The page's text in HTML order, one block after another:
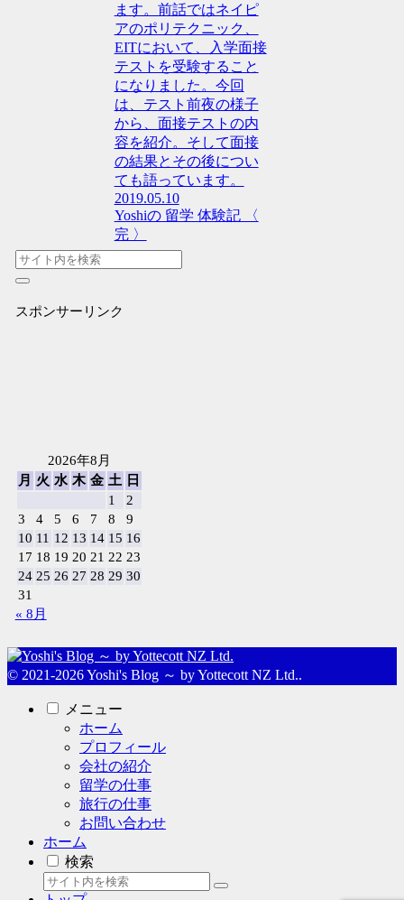
ます。前話ではネイピ
アのポリテクニック、
EITにおいて、入学面接
テストを受験すること
になりました。今回
は、テスト前夜の様子
から、面接テストの内
容を紹介。そして面接
の結果とその後につい
ても語っています。
2019.05.10
Yoshiの 留学 体験記 〈
完 〉
スポンサーリンク
2026年8月
月
火 水 木 金 土
日
1
2
3
4 5 6 7 8
9
10 11 12 13 14 15 16
17 18 19 20 21 22 23
24 25 26 27 28 29 30
31
« 8月
© 2021-2026 Yoshi's Blog ～ by Yottecott NZ Ltd..
メニュー
ホーム
プロフィール
会社の紹介
留学の仕事
旅行の仕事
お問い合わせ
ホーム
検索